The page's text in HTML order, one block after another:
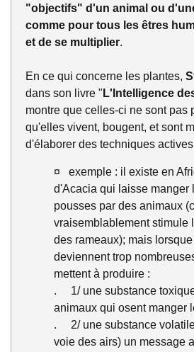
"objectifs" d'un animal ou
comme pour tous les êtres
et de se multiplier.
En ce qui concerne les plantes,
dans son livre " L'Intelligence
montre que celles-ci ne sont pas
qu'elles vivent, bougent, et sont
d'élaborer des techniques
¤ exemple : il existe en
d'Acacia qui laisse manger
pousses par des animaux
vraisemblablement stimule
des rameaux); mais
deviennent trop
mettent à produire :
. 1/ une substance
animaux qui osent manger
. 2/ une substance
voie des airs) un message